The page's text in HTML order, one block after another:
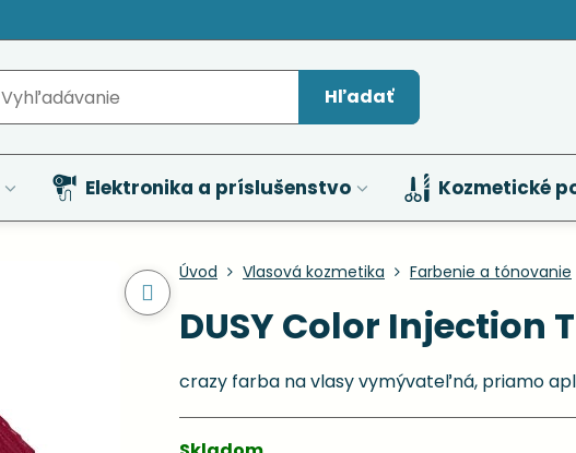
Hľadať
Elektronika a príslušenstvo Kozmetické
Úvod Vlasová kozmetika Farbenie a tónovanie
DUSY Color Injection
crazy farba na vlasy vymývateľná, priamo